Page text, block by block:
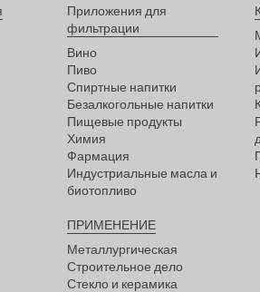
Приложения для
фильтрации
Вино
Пиво
Спиртные напитки
Безалкогольные напитки
Пищевые продукты
Химия
Фармация
Индустриальные масла и
биотопливо
ПРИМЕНЕНИЕ
Металлургическая
Строительное дело
Стекло и керамика